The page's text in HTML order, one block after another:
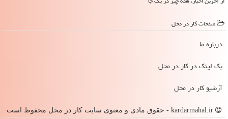
صفحات كار در محل
درباره ما
بک لینک در كار در محل
آرشیو كار در محل